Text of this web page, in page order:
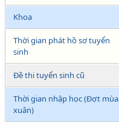
Khoa
Thời gian phát hồ sơ tuyển
sinh
Đề thi tuyển sinh cũ
Thời gian nhập học (Đợt mùa
xuân)